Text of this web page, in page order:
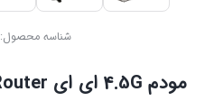
شناسه محصول: